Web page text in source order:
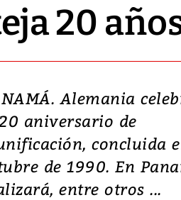
20
Alemania
aniversario de
concluida
de 1990. En
entre otros ...
Video: Lula lanza
candidatura con
promesas de
en defensa,
tierras raras